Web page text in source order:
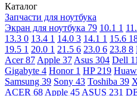
Каталог
Запчасти для ноутбука
Экран для ноутбука 79 10.1 1
13.3 0 13.4 1 14.0 3 14.1 1 15.6
19.5 1 20.0 1 21.5 6 23.0 6 23.8 8
Acer87 Apple 37 Asus 304 Dell
Gigabyte 4 Honor 1 HP 219
Samsung 39 Sony 43 Toshiba 39
ACER 68 Apple 45 ASUS 231